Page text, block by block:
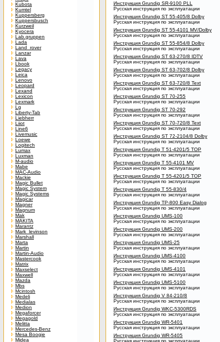
Kubota
Kumtel
Kuppersberg
Kuppersbusch
Kurzweil
Kyocera
Lab.gruppen
Lada
Land_rover
Lanzar
Lava
Lbook
Legacy
Leica
Lenovo
Leopard
Lexand
Lexicon
Lexmark
Lg
Liberty-Tab
Liebherr
Liiot
Line6
Livemusic
Loewe
Logitech
Lumax
Luxman
M-audio
Mabe
MAC-Audio
Mackie
Magic Bullet
Magic System
Magic Systems
Magicar
Magner
Magnum
Mak
MAKITA
Marantz
Mark_levinson
Marshall
Marta
Martin
Martin-Audio
Mastercook
Matrix
Maxselect
Maxwell
Mazda
Mbs
Mcintosh
Medeli
Medialas
Medion
Megaforcer
Megagold
Melitta
Mercedes-Benz
Mesa Boogie
Midea
Инструкция Grundig SR-9100 PLL
Русская инструкция по эксплуатации
Инструкция Grundig ST 55-405/8 Dolby
Русская инструкция по эксплуатации
Инструкция Grundig ST 55-4101 MV/Dolby
Русская инструкция по эксплуатации
Инструкция Grundig ST 55-854/8 Dolby
Русская инструкция по эксплуатации
Инструкция Grundig ST 63-270/8 IDTV
Русская инструкция по эксплуатации
Инструкция Grundig ST 63-702/8 Dolby
Русская инструкция по эксплуатации
Инструкция Grundig ST 63-720/8 Text
Русская инструкция по эксплуатации
Инструкция Grundig ST 70-255
Русская инструкция по эксплуатации
Инструкция Grundig ST 70-292
Русская инструкция по эксплуатации
Инструкция Grundig ST 70-720/8 Text
Русская инструкция по эксплуатации
Инструкция Grundig ST 72-2104/8 Dolby
Русская инструкция по эксплуатации
Инструкция Grundig T 51-4201/5 TOP
Русская инструкция по эксплуатации
Инструкция Grundig T 55-4101 MV
Русская инструкция по эксплуатации
Инструкция Grundig T 55-4201/5 TOP
Русская инструкция по эксплуатации
Инструкция Grundig T 55-830/4
Русская инструкция по эксплуатации
Инструкция Grundig TP-800 Easy Dialog
Русская инструкция по эксплуатации
Инструкция Grundig UMS-100
Русская инструкция по эксплуатации
Инструкция Grundig UMS-200
Русская инструкция по эксплуатации
Инструкция Grundig UMS-25
Русская инструкция по эксплуатации
Инструкция Grundig UMS-4100
Русская инструкция по эксплуатации
Инструкция Grundig UMS-4101
Русская инструкция по эксплуатации
Инструкция Grundig UMS-5100
Русская инструкция по эксплуатации
Инструкция Grundig V 84-210/8
Русская инструкция по эксплуатации
Инструкция Grundig WKC-5300RDS
Русская инструкция по эксплуатации
Инструкция Grundig WR-5401
Русская инструкция по эксплуатации
Инструкция Grundig WR-5405
Русская инструкция по эксплуатации